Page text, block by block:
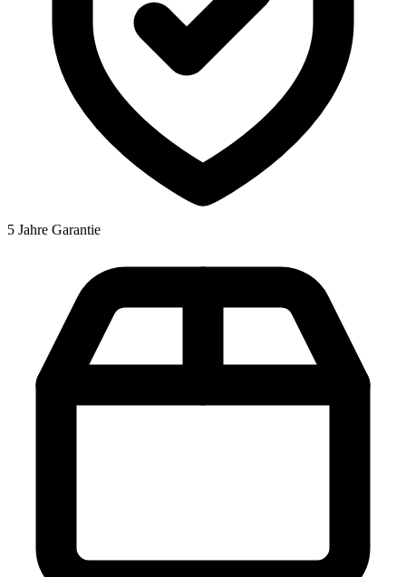
5 Jahre Garantie